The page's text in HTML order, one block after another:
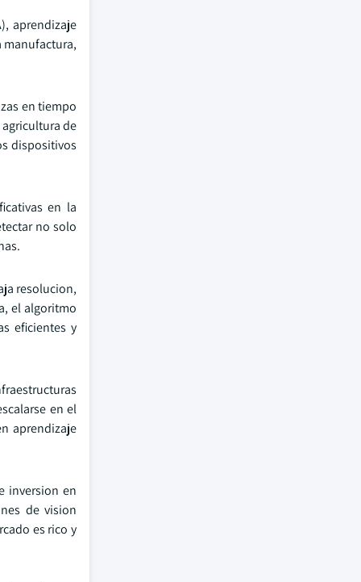
aprendizaje
manufactura,
en tiempo
de
dispositivos
en la
no solo
resolucion,
el algoritmo
eficientes y
en el
aprendizaje
inversion en
de vision
es rico y